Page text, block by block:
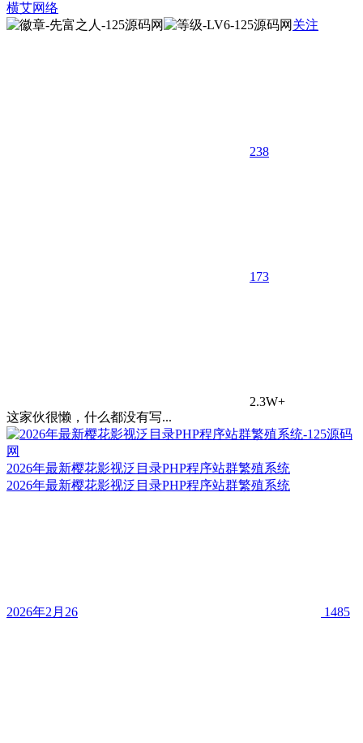
横艾网络
关注
238
173
2.3W+
这家伙很懒，什么都没有写...
2026年最新樱花影视泛目录PHP程序站群繁殖系统
2026年最新樱花影视泛目录PHP程序站群繁殖系统
2026年2月26 1485